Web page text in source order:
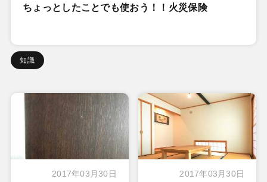
ちょっとしたことでも使おう！！火災保険
知識
2017年03月30日 2017年03月30日